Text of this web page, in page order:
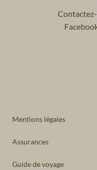
Mentions légales
Assurances
Guide de voyage